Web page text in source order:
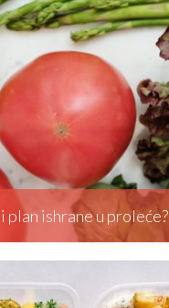
plan ishrane u proleće?